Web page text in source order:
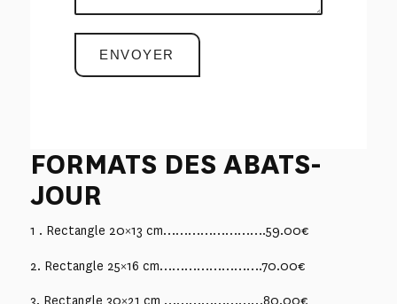
FORMATS DES ABATS-
JOUR
1 . Rectangle 20×13 cm…………………….59.00€
2. Rectangle 25×16 cm…………………….70.00€